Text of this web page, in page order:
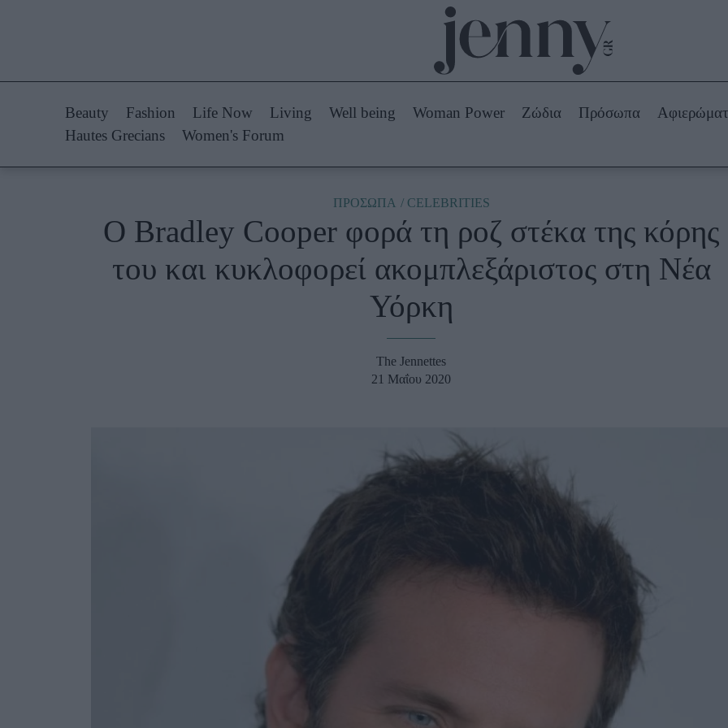
Styling Tips
Fashion News
Beauty -
Ομορφιά
Skincare
Μακιγιάζ
Woman Power Πρόσωπα
Celebrities
Ζώδια
Γάμος Market News
Beauty Fashion Life Now Living Well being Woman Power Ζώδια Πρόσωπα
Hautes Grecians
Women's Forum
ΠΡΟΣΩΠΑ CELEBRITIES
Ο Bradley Cooper φορά τη ροζ στέκα της κόρης
του και κυκλοφορεί ακομπλεξάριστος στη Νέα
Υόρκη
The Jennettes
21 Μαΐου 2020